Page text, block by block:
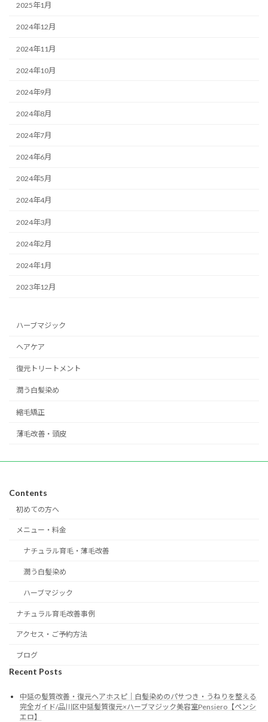
2025年1月
2024年12月
2024年11月
2024年10月
2024年9月
2024年8月
2024年7月
2024年6月
2024年5月
2024年4月
2024年3月
2024年2月
2024年1月
2023年12月
ハーブマジック
ヘアケア
復元トリートメント
潤う白髪染め
縮毛矯正
薄毛改善・頭皮
Contents
初めての方へ
メニュー・料金
ナチュラル育毛・薄毛改善
潤う白髪染め
ハーブマジック
ナチュラル育毛改善事例
アクセス・ご予約方法
ブログ
Recent Posts
中延の髪質改善・復元ヘアホスピ｜白髪染めのパサつき・うねりを整える
完全ガイド/品川区中延髪質復元×ハーブマジック美容室Pensiero【ペンシ
エロ】